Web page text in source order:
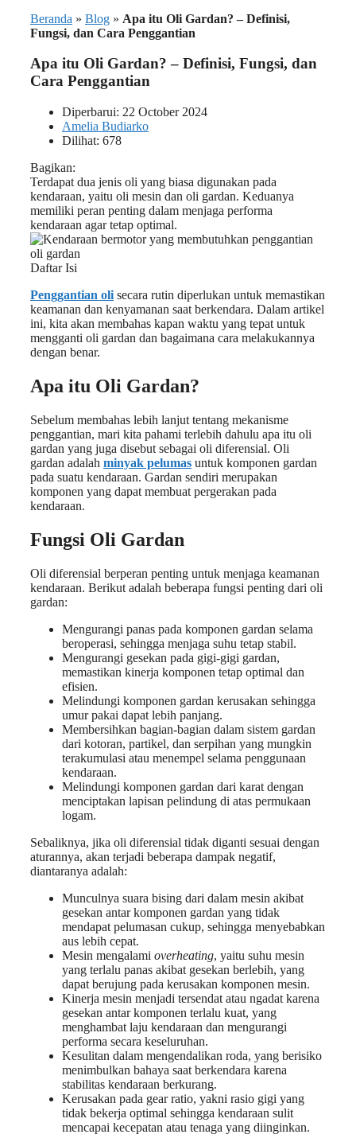
Beranda » Blog » Apa itu Oli Gardan? – Definisi,
Fungsi, dan Cara Penggantian
Apa itu Oli Gardan? – Definisi, Fungsi, dan
Cara Penggantian
Diperbarui: 22 October 2024
Amelia Budiarko
Dilihat: 678
Bagikan:
Terdapat dua jenis oli yang biasa digunakan pada
kendaraan, yaitu oli mesin dan oli gardan. Keduanya
memiliki peran penting dalam menjaga performa
kendaraan agar tetap optimal.
Daftar Isi
Penggantian oli secara rutin diperlukan untuk memastikan
keamanan dan kenyamanan saat berkendara. Dalam artikel
ini, kita akan membahas kapan waktu yang tepat untuk
mengganti oli gardan dan bagaimana cara melakukannya
dengan benar.
Apa itu Oli Gardan?
Sebelum membahas lebih lanjut tentang mekanisme
penggantian, mari kita pahami terlebih dahulu apa itu oli
gardan yang juga disebut sebagai oli diferensial. Oli
gardan adalah minyak pelumas untuk komponen gardan
pada suatu kendaraan. Gardan sendiri merupakan
komponen yang dapat membuat pergerakan pada
kendaraan.
Fungsi Oli Gardan
Oli diferensial berperan penting untuk menjaga keamanan
kendaraan. Berikut adalah beberapa fungsi penting dari oli
gardan:
Mengurangi panas pada komponen gardan selama
beroperasi, sehingga menjaga suhu tetap stabil.
Mengurangi gesekan pada gigi-gigi gardan,
memastikan kinerja komponen tetap optimal dan
efisien.
Melindungi komponen gardan kerusakan sehingga
umur pakai dapat lebih panjang.
Membersihkan bagian-bagian dalam sistem gardan
dari kotoran, partikel, dan serpihan yang mungkin
terakumulasi atau menempel selama penggunaan
kendaraan.
Melindungi komponen gardan dari karat dengan
menciptakan lapisan pelindung di atas permukaan
logam.
Sebaliknya, jika oli diferensial tidak diganti sesuai dengan
aturannya, akan terjadi beberapa dampak negatif,
diantaranya adalah:
Munculnya suara bising dari dalam mesin akibat
gesekan antar komponen gardan yang tidak
mendapat pelumasan cukup, sehingga menyebabkan
aus lebih cepat.
Mesin mengalami overheating, yaitu suhu mesin
yang terlalu panas akibat gesekan berlebih, yang
dapat berujung pada kerusakan komponen mesin.
Kinerja mesin menjadi tersendat atau ngadat karena
gesekan antar komponen terlalu kuat, yang
menghambat laju kendaraan dan mengurangi
performa secara keseluruhan.
Kesulitan dalam mengendalikan roda, yang berisiko
menimbulkan bahaya saat berkendara karena
stabilitas kendaraan berkurang.
Kerusakan pada gear ratio, yakni rasio gigi yang
tidak bekerja optimal sehingga kendaraan sulit
mencapai kecepatan atau tenaga yang diinginkan.